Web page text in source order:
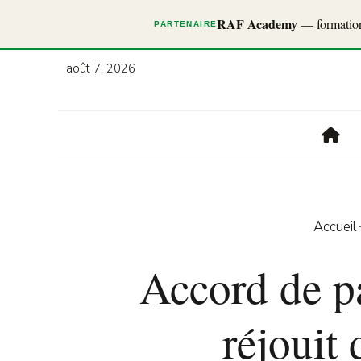
PARTENAIRERAF Academy—
août 7, 2026
Accueil
Accord de
réjouit